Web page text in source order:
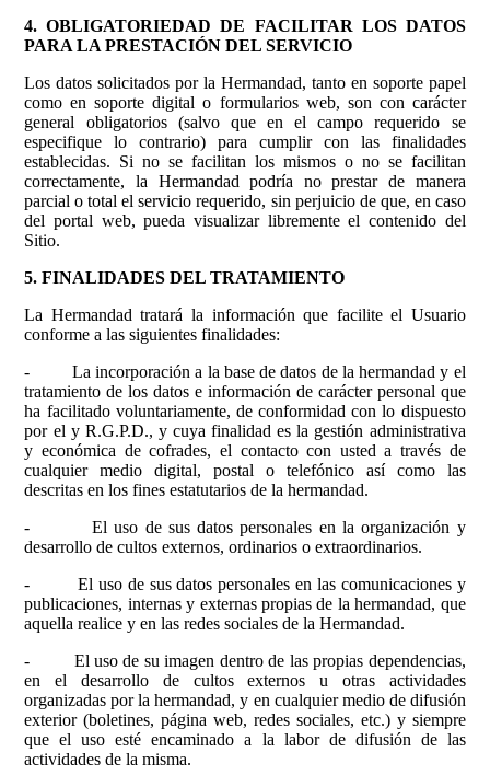
4. OBLIGATORIEDAD DE FACILITAR LOS DATOS
PARA LA PRESTACIÓN DEL SERVICIO
Los datos solicitados por la Hermandad, tanto en soporte papel
como en soporte digital o formularios web, son con carácter
general obligatorios (salvo que en el campo requerido se
especifique lo contrario) para cumplir con las finalidades
establecidas. Si no se facilitan los mismos o no se facilitan
correctamente, la Hermandad podría no prestar de manera
parcial o total el servicio requerido, sin perjuicio de que, en caso
del portal web, pueda visualizar libremente el contenido del
Sitio.
5. FINALIDADES DEL TRATAMIENTO
La Hermandad tratará la información que facilite el Usuario
conforme a las siguientes finalidades:
- La incorporación a la base de datos de la hermandad y el
tratamiento de los datos e información de carácter personal que
ha facilitado voluntariamente, de conformidad con lo dispuesto
por el y R.G.P.D., y cuya finalidad es la gestión administrativa
y económica de cofrades, el contacto con usted a través de
cualquier medio digital, postal o telefónico así como las
descritas en los fines estatutarios de la hermandad.
- El uso de sus datos personales en la organización y
desarrollo de cultos externos, ordinarios o extraordinarios.
- El uso de sus datos personales en las comunicaciones y
publicaciones, internas y externas propias de la hermandad, que
aquella realice y en las redes sociales de la Hermandad.
- El uso de su imagen dentro de las propias dependencias,
en el desarrollo de cultos externos u otras actividades
organizadas por la hermandad, y en cualquier medio de difusión
exterior (boletines, página web, redes sociales, etc.) y siempre
que el uso esté encaminado a la labor de difusión de las
actividades de la misma.